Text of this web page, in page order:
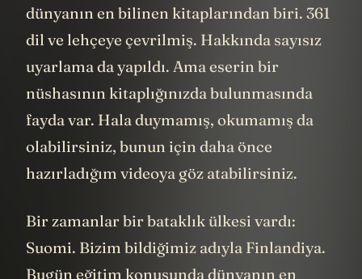
dünyanın en bilinen kitaplarından biri. 361
dil ve lehçeye çevrilmiş. Hakkında sayısız
uyarlama da yapıldı. Ama eserin bir
nüshasının kitaplığınızda bulunmasında
fayda var. Hala duymamış, okumamış da
olabilirsiniz, bunun için daha önce
hazırladığım videoya göz atabilirsiniz.
Bir zamanlar bir bataklık ülkesi vardı:
Suomi. Bizim bildiğimiz adıyla Finlandiya.
Bugün eğitim konusunda dünyanın en